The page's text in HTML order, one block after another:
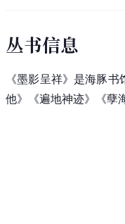
丛书信息
《墨影呈祥》是海豚
他》《遍地神迹》《孽